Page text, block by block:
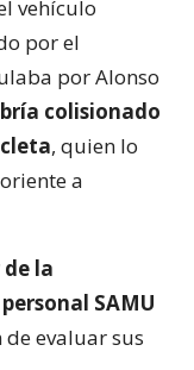
accidente
vehículo
por el
colisionado
, quien lo
a